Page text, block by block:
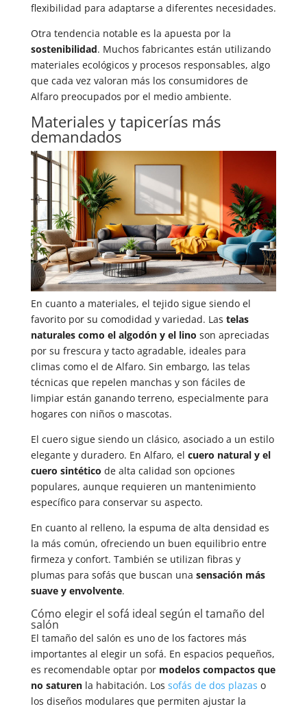
flexibilidad para adaptarse a diferentes necesidades.
Otra tendencia notable es la apuesta por la
sostenibilidad. Muchos fabricantes están utilizando
materiales ecológicos y procesos responsables, algo
que cada vez valoran más los consumidores de
Alfaro preocupados por el medio ambiente.
Materiales y tapicerías más
demandados
En cuanto a materiales, el tejido sigue siendo el
favorito por su comodidad y variedad. Las telas
naturales como el algodón y el lino son apreciadas
por su frescura y tacto agradable, ideales para
climas como el de Alfaro. Sin embargo, las telas
técnicas que repelen manchas y son fáciles de
limpiar están ganando terreno, especialmente para
hogares con niños o mascotas.
El cuero sigue siendo un clásico, asociado a un estilo
elegante y duradero. En Alfaro, el cuero natural y el
cuero sintético de alta calidad son opciones
populares, aunque requieren un mantenimiento
específico para conservar su aspecto.
En cuanto al relleno, la espuma de alta densidad es
la más común, ofreciendo un buen equilibrio entre
firmeza y confort. También se utilizan fibras y
plumas para sofás que buscan una sensación más
suave y envolvente.
Cómo elegir el sofá ideal según el tamaño del
salón
El tamaño del salón es uno de los factores más
importantes al elegir un sofá. En espacios pequeños,
es recomendable optar por modelos compactos que
no saturenla habitación. Los sofás de dos plazas o
los diseños modulares que permiten ajustar la